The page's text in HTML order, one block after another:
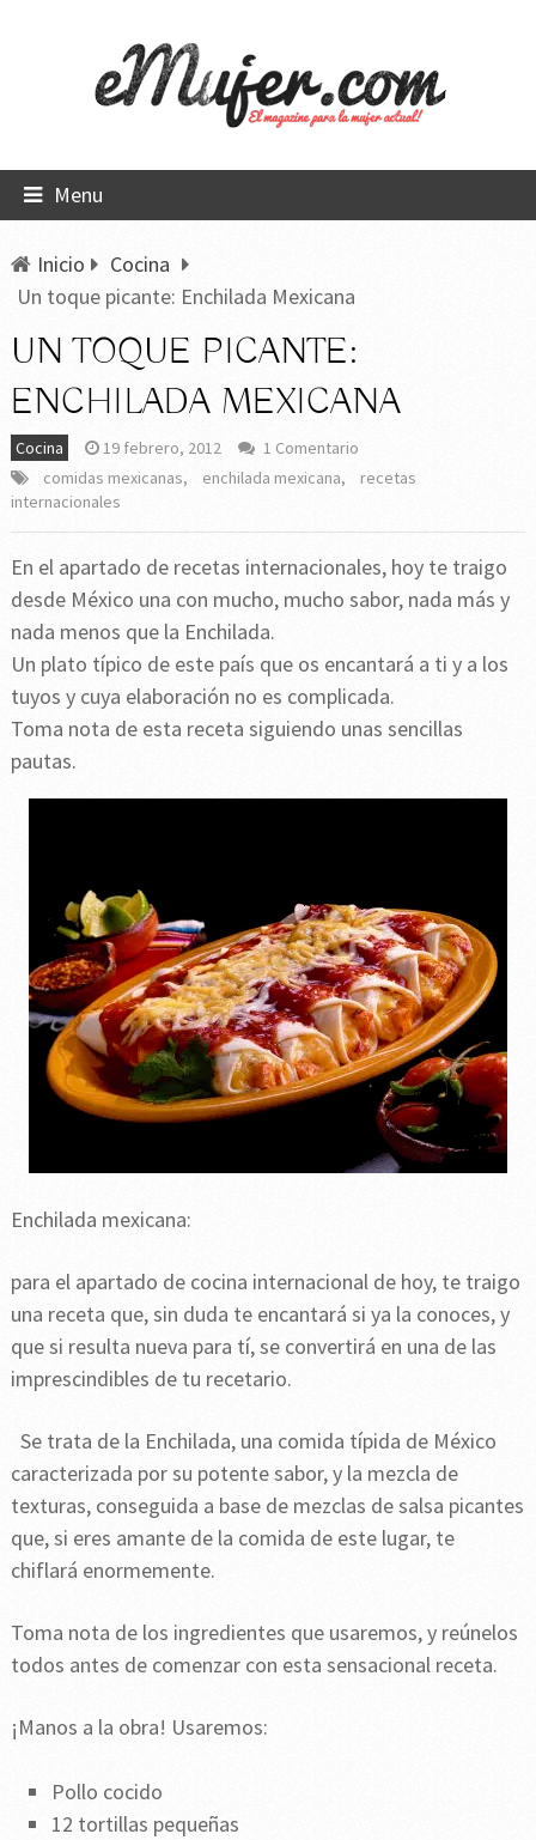
Menu
Inicio
Cocina
Un toque picante: Enchilada Mexicana
UN TOQUE PICANTE:
ENCHILADA MEXICANA
Cocina 19 febrero, 2012
1 Comentario
comidas mexicanas, enchilada mexicana,
recetas
internacionales
En el apartado de recetas internacionales, hoy te traigo
desde México una con mucho, mucho sabor, nada más y
nada menos que la Enchilada.
Un plato típico de este país que os encantará a ti y a los
tuyos y cuya elaboración no es complicada.
Toma nota de esta receta siguiendo unas sencillas
pautas.
Enchilada mexicana:
para el apartado de cocina internacional de hoy, te traigo
una receta que, sin duda te encantará si ya la conoces, y
que si resulta nueva para tí, se convertirá en una de las
imprescindibles de tu recetario.
Se trata de la Enchilada, una comida típida de México
caracterizada por su potente sabor, y la mezcla de
texturas, conseguida a base de mezclas de salsa picantes
que, si eres amante de la comida de este lugar, te
chiflará enormemente.
Toma nota de los ingredientes que usaremos, y reúnelos
todos antes de comenzar con esta sensacional receta.
¡Manos a la obra! Usaremos:
Pollo cocido
12 tortillas pequeñas